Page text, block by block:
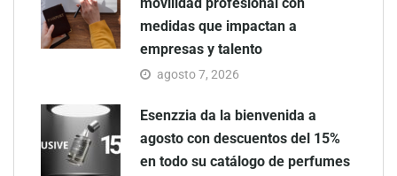
movilidad profesional con
medidas que impactan a
empresas y talento
agosto 7, 2026
Esenzzia da la bienvenida a
agosto con descuentos del 15%
en todo su catálogo de perfumes